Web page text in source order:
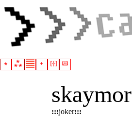
skaymor
:::joker:::